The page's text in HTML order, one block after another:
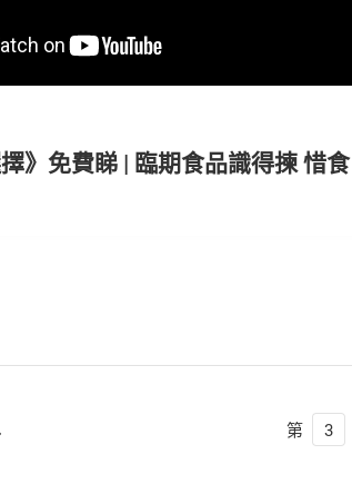
擇》免費睇 | 臨期食品識得揀 惜食
頁 第